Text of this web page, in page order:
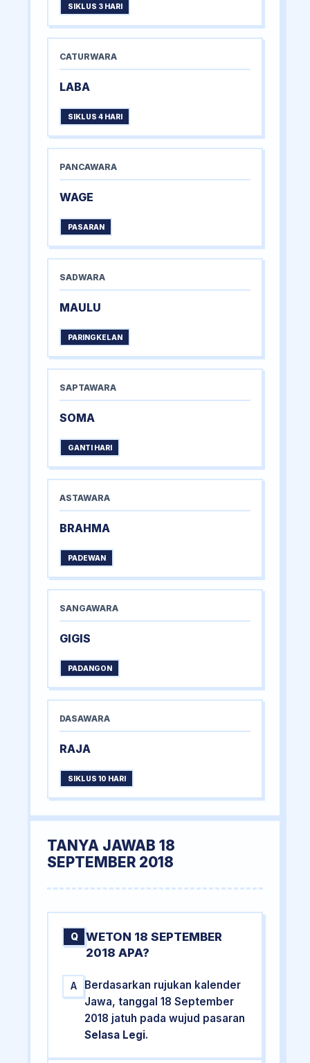
SIKLUS 3 HARI
CATURWARA
LABA
SIKLUS 4 HARI
PANCAWARA
WAGE
PASARAN
SADWARA
MAULU
PARINGKELAN
SAPTAWARA
SOMA
GANTI HARI
ASTAWARA
BRAHMA
PADEWAN
SANGAWARA
GIGIS
PADANGON
DASAWARA
RAJA
SIKLUS 10 HARI
TANYA JAWAB 18
SEPTEMBER 2018
Q
WETON 18 SEPTEMBER
2018 APA?
A
Berdasarkan rujukan kalender
Jawa, tanggal 18 September
2018 jatuh pada wujud pasaran
Selasa Legi.